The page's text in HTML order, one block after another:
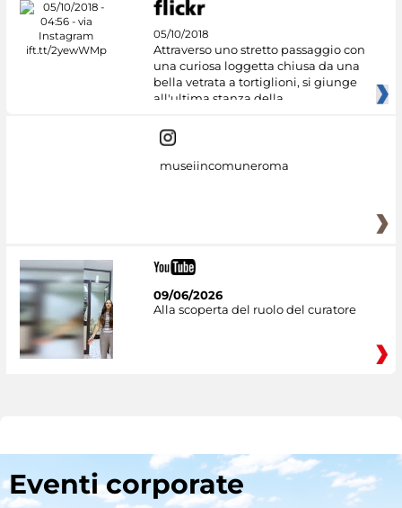
05/10/2018
Attraverso uno stretto passaggio con
una curiosa loggetta chiusa da una
bella vetrata a tortiglioni, si giunge
all'ultima stanza della
museiincomuneroma
09/06/2026
Alla scoperta del ruolo del curatore
Eventi corporate